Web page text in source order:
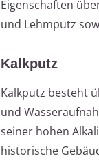
Eigenschaften
und Lehmputz
Kalkputz
Kalkputz besteht
und
seiner hohen
historische